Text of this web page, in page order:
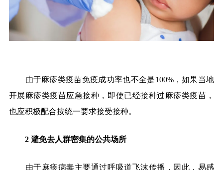
由于麻疹类疫苗免疫成功率也不全是100%，如果当地
开展麻疹类疫苗应急接种，即使已经接种过麻疹类疫苗，
也应积极配合按统一要求接受接种。
2 避免去人群密集的公共场所
由于麻疹病毒主要通过呼吸道飞沫传播，因此，易感